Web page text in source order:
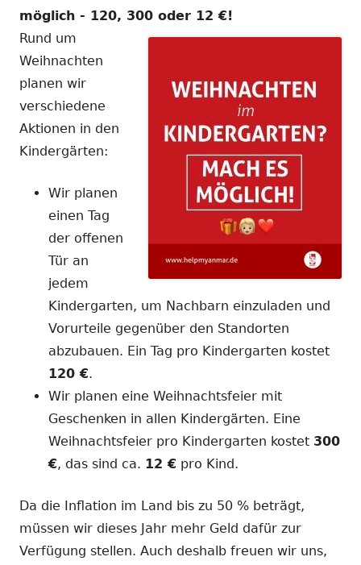
möglich - 120, 300 oder 12 €!
Rund um
Weihnachten
planen wir
verschiedene
Aktionen in den
Kindergärten:
Wir planen
einen Tag
der offenen
Tür an
jedem
Kindergarten, um Nachbarn einzuladen und
Vorurteile gegenüber den Standorten
abzubauen. Ein Tag pro Kindergarten kostet
120 €.
Wir planen eine Weihnachtsfeier mit
Geschenken in allen Kindergärten. Eine
Weihnachtsfeier pro Kindergarten kostet 300
€, das sind ca. 12 € pro Kind.
Da die Inflation im Land bis zu 50 % beträgt,
müssen wir dieses Jahr mehr Geld dafür zur
Verfügung stellen. Auch deshalb freuen wir uns,